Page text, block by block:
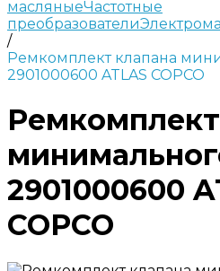
масляныеЧастотные
преобразователи
/
Ремкомплект клапана
2901000600 ATLAS COPCO
2901000600
COPCO